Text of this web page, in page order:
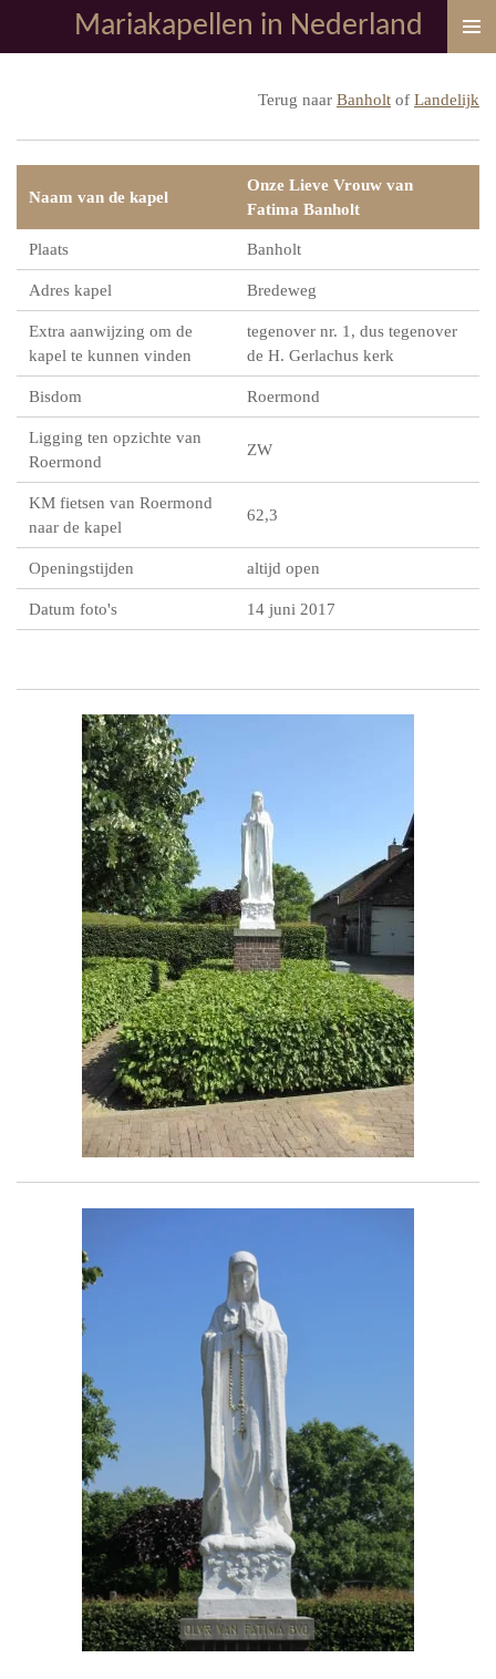
direct
Mariakapellen in Nederland
Terug naar Banholt of Landelijk
Naam van de kapel
Onze Lieve Vrouw van
Fatima Banholt
Plaats Banholt
Adres kapel Bredeweg
Extra aanwijzing om de
kapel te kunnen vinden
tegenover nr. 1, dus tegenover
de H. Gerlachus kerk
Bisdom Roermond
Ligging ten opzichte van
Roermond
ZW
KM fietsen van Roermond
naar de kapel
62,3
Openingstijden altijd open
Datum foto's 14 juni 2017